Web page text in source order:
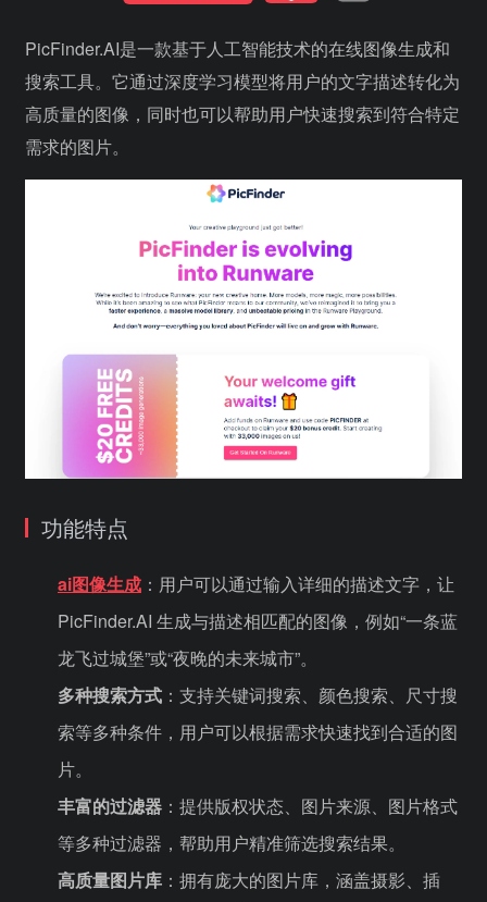
PicFinder.AI是一款基于人工智能技术的在线图像生成和
搜索工具。它通过深度学习模型将用户的文字描述转化为
高质量的图像，同时也可以帮助用户快速搜索到符合特定
需求的图片。
功能特点
ai图像生成 ：用户可以通过输入详细的描述文字，让
PicFinder.AI 生成与描述相匹配的图像，例如“一条蓝
龙飞过城堡”或“夜晚的未来城市”。
多种搜索方式 ：支持关键词搜索、颜色搜索、尺寸搜
索等多种条件，用户可以根据需求快速找到合适的图
片。
丰富的过滤器 ：提供版权状态、图片来源、图片格式
等多种过滤器，帮助用户精准筛选搜索结果。
高质量图片库 ：拥有庞大的图片库，涵盖摄影、插